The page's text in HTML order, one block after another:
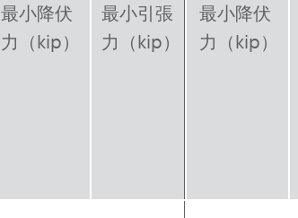
最小降伏
力（kip）
最小引張
力（kip）
最小降伏
力（kip）